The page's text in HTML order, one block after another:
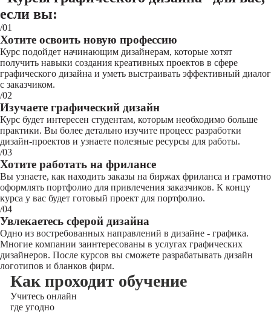
если вы:
/01
Хотите освоить новую профессию
Курс подойдет начинающим дизайнерам, которые хотят
получить навыки создания креативных проектов в сфере
графического дизайна и уметь выстраивать эффективный диалог
с заказчиком.
/02
Изучаете графический дизайн
Курс будет интересен студентам, которым необходимо больше
практики. Вы более детально изучите процесс разработки
дизайн-проектов и узнаете полезные ресурсы для работы.
/03
Хотите работать на фрилансе
Вы узнаете, как находить заказы на биржах фриланса и грамотно
оформлять портфолио для привлечения заказчиков. К концу
курса у вас будет готовый проект для портфолио.
/04
Увлекаетесь сферой дизайна
Одно из востребованных направлений в дизайне - графика.
Многие компании заинтересованы в услугах графических
дизайнеров. После курсов вы сможете разрабатывать дизайн
логотипов и бланков фирм.
Как проходит обучение
Учитесь онлайн
где угодно